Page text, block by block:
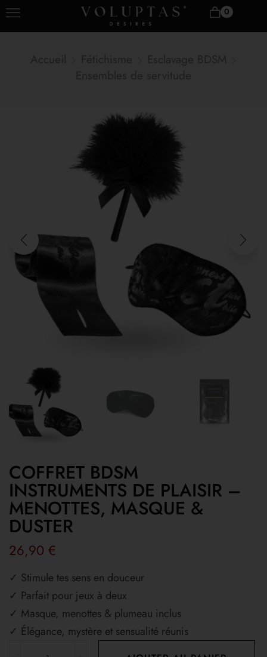
0
COFFRET BDSM
INSTRUMENTS DE PLAISIR –
MENOTTES, MASQUE &
DUSTER
26,90 €
✓ Stimule tes sens en douceur
✓ Parfait pour jeux à deux
✓ Masque, menottes & plumeau inclus
✓ Élégance, mystère et sensualité réunis